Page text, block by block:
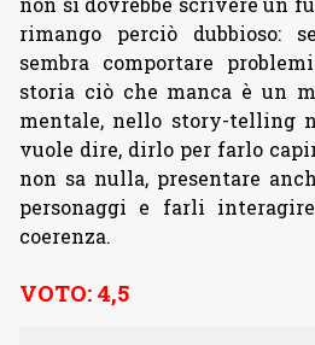
rimango perciò dubbioso:
sembra comportare
storia ciò che manca è un
mentale, nello story-telling
vuole dire, dirlo per farlo
non sa nulla, presentare
personaggi e farli
coerenza.
VOTO: 4,5